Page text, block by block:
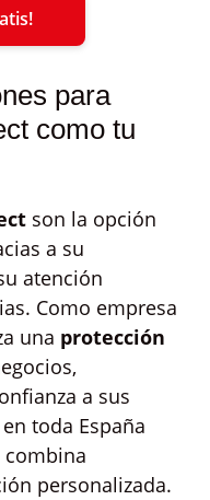
para
como tu
son la opción
a su
atención
Como empresa
una protección
a sus
toda España
combina
personalizada.